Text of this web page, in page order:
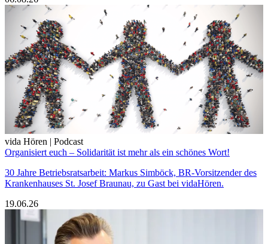
vida Hören | Podcast
Organisiert euch – Solidarität ist mehr als ein schönes Wort!
30 Jahre Betriebsratsarbeit: Markus Simböck, BR-Vorsitzender des
Krankenhauses St. Josef Braunau, zu Gast bei vidaHören.
19.06.26